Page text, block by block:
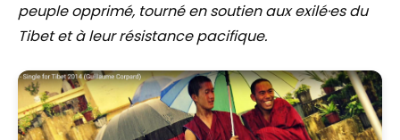
peuple opprimé, tourné en soutien aux exilé·es du
Tibet et à leur résistance pacifique.